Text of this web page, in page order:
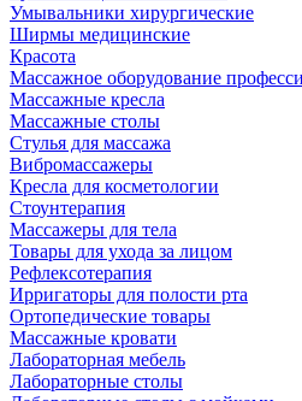
Умывальники хирургические
Ширмы медицинские
Красота
Массажное оборудование
Массажные кресла
Массажные столы
Стулья для массажа
Вибромассажеры
Кресла для косметологии
Стоунтерапия
Массажеры для тела
Товары для ухода за лицом
Рефлексотерапия
Ирригаторы для полости рта
Ортопедические товары
Массажные кровати
Лабораторная мебель
Лабораторные столы